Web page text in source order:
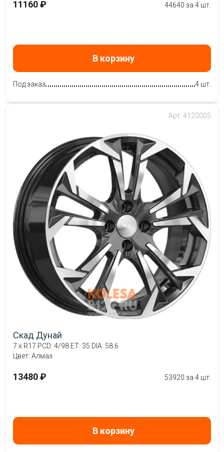
11160 ₽ 44640 за 4 шт.
В корзину
Под заказ 4 шт.
Арт: 4120005
Скад Дунай
7 x R17 PCD: 4/98 ET: 35 DIA: 58.6
Цвет: Алмаз
13480 ₽ 53920 за 4 шт.
В корзину